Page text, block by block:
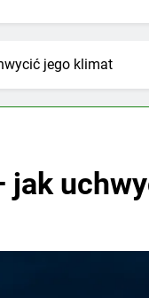
jego klimat
jak